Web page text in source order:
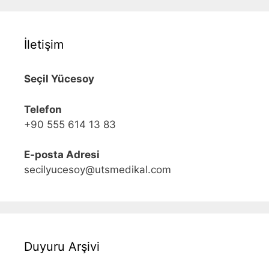
İletişim
Seçil Yücesoy
Telefon
+90 555 614 13 83
E-posta Adresi
secilyucesoy@utsmedikal.com
Duyuru Arşivi